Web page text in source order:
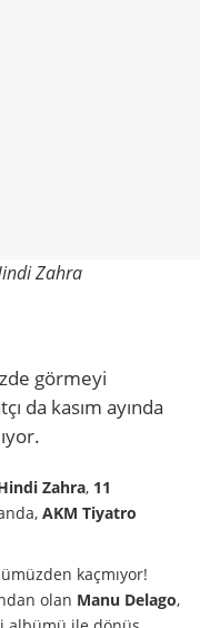
Zahra
görmeyi
da kasım ayında
Zahra, 11
AKM Tiyatro
kaçmıyor!
olan Manu Delago,